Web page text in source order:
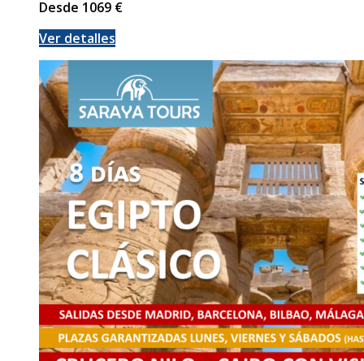
Desde 1069 €
Ver detalles